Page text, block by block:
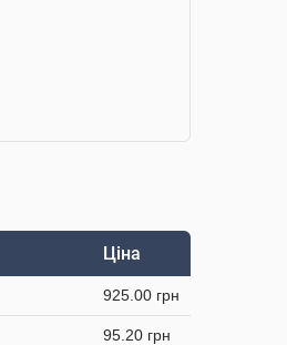
Ціна
925.00 грн
95.20 грн